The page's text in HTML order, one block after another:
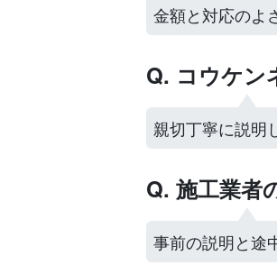
金額と対応のよ
Q. コウケン
親切丁寧に説明
Q. 施工業者
事前の説明と途